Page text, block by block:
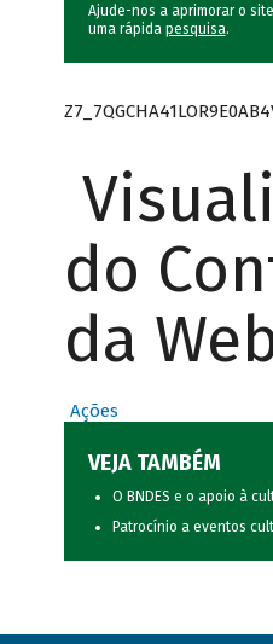
Ajude-nos a aprimorar o
uma rápida pesquisa.
do
da
Ações
VEJA TAMBÉM
O BNDES e o apoio à
Patrocínio a eventos